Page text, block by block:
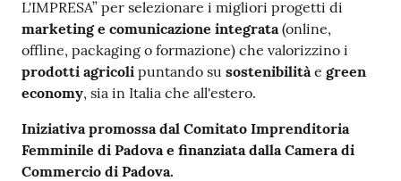
Prenota
zione
on line
L'IMPRESA” per selezionare i migliori progetti di
marketing e comunicazione integrata(online,
offline, packaging o formazione) che valorizzino i
prodotti agricoli puntando su sostenibilitàe green
economy, sia in Italia che all'estero.
Iniziativa promossa dal Comitato Imprenditoria
Femminile di Padova e finanziata dalla Camera di
Commercio di Padova.